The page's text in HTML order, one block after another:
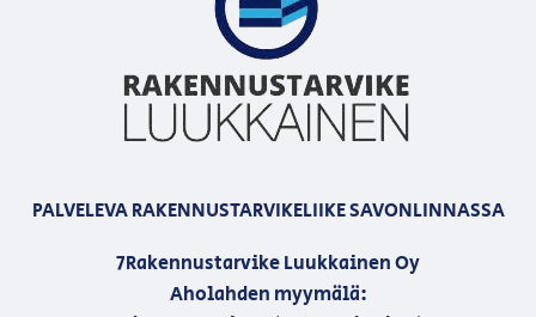
PALVELEVA RAKENNUSTARVIKELIIKE SAVONLINNASSA
7Rakennustarvike Luukkainen Oy
Aholahden myymälä: